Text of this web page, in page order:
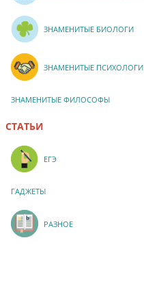
ЗНАМЕНИТЫЕ БИОЛОГИ
ЗНАМЕНИТЫЕ ПСИХОЛОГИ
ЗНАМЕНИТЫЕ ФИЛОСОФЫ
СТАТЬИ
ЕГЭ
ГАДЖЕТЫ
РАЗНОЕ